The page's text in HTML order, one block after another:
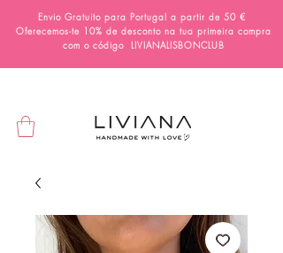
Envio Gratuito para Portugal a partir de 50 €
Oferecemos-te 10% de desconto na tua primeira compra
com o código
LIVIANALISBONCLUB